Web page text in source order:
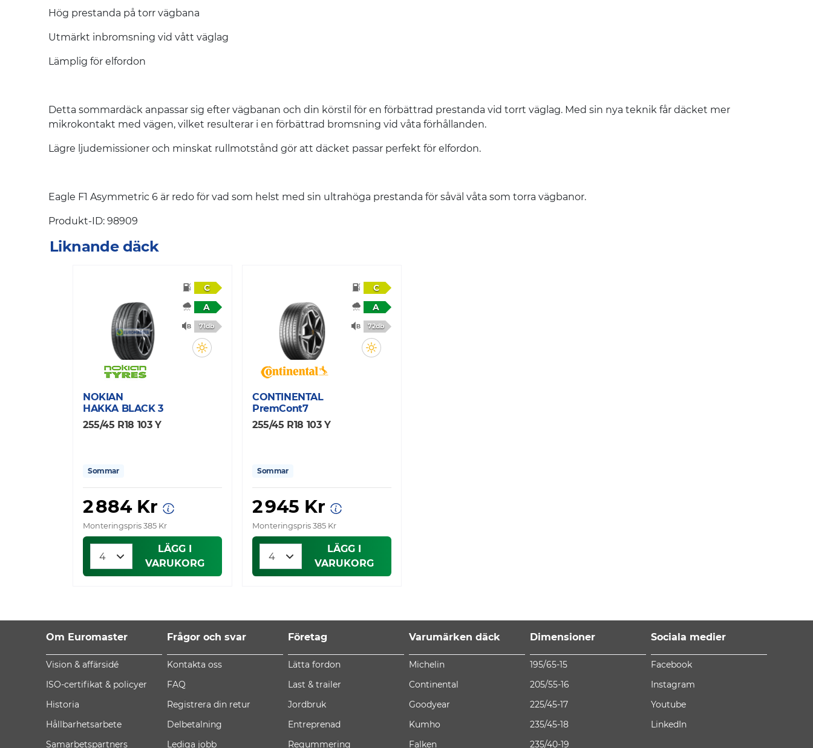
Hög prestanda på torr vägbana
Utmärkt inbromsning vid vått väglag
Lämplig för elfordon
Detta sommardäck anpassar sig efter vägbanan och din körstil för en förbättrad prestanda vid torrt väglag. Med sin nya teknik får däcket mer
mikrokontakt med vägen, vilket resulterar i en förbättrad bromsning vid våta förhållanden.
Lägre ljudemissioner och minskat rullmotstånd gör att däcket passar perfekt för elfordon.
Eagle F1 Asymmetric 6 är redo för vad som helst med sin ultrahöga prestanda för såväl våta som torra vägbanor.
Produkt-ID: 98909
Liknande däck
C
A
71db
NOKIAN
HAKKA BLACK 3
255/45 R18 103 Y
Sommar
2 884 Kr
Monteringspris 385 Kr
LÄGG I
VARUKORG
C
A
72db
CONTINENTAL
PremCont7
255/45 R18 103 Y
Sommar
2 945 Kr
Monteringspris 385 Kr
LÄGG I
VARUKORG
Om Euromaster
Vision & affärsidé
ISO-certifikat & policyer
Historia
Hållbarhetsarbete
Samarbetspartners
Frågor och svar
Kontakta oss
FAQ
Registrera din retur
Delbetalning
Lediga jobb
Företag
Lätta fordon
Last & trailer
Jordbruk
Entreprenad
Regummering
Varumärken däck
Michelin
Continental
Goodyear
Kumho
Falken
Dimensioner
195/65-15
205/55-16
225/45-17
235/45-18
235/40-19
Sociala medier
Facebook
Instagram
Youtube
LinkedIn